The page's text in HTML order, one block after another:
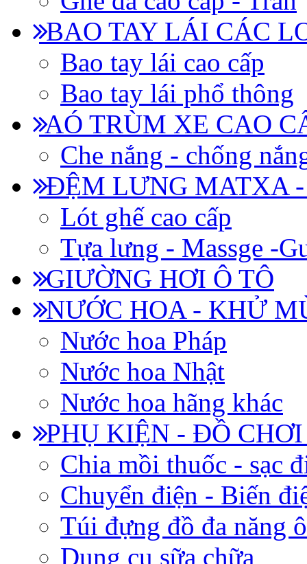
BAO TAY LÁI CÁC
Bao tay lái cao cấp
Bao tay lái phổ thông
AÓ TRÙM XE CAO
Che nắng - chống
ĐỆM LƯNG MATXA -
Lót ghế cao cấp
Tựa lưng - Massge -
GIƯỜNG HƠI Ô TÔ
NƯỚC HOA - KHỬ
Nước hoa Pháp
Nước hoa Nhật
Nước hoa hãng khác
PHỤ KIỆN - ĐỒ
Chia mồi thuốc - sạc
Chuyển điện - Biến
Túi đựng đồ đa năng
Dụng cụ sữa chữa